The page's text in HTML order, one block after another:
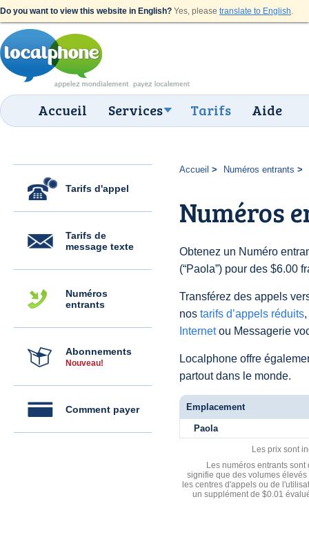
Do you want to view this website in English? Yes, please translate to English.
Accueil Services Tarifs Aide
Tarifs d'appel
Tarifs de
message texte
Numéros
entrants
Abonnements
Nouveau!
Comment payer
Accueil Numéros entrants
Numéros
Obtenez un Numéro
(“Paola”) pour des $6.00
Transférez des appels
nos tarifs d’appels réduits
Internetou Messagerie
Localphone offre
partout dans le monde.
Emplacement
Paola
Les prix sont
Les numéros entrants
signifie que des volumes
les centres d'appels ou de
un supplément de $0.01